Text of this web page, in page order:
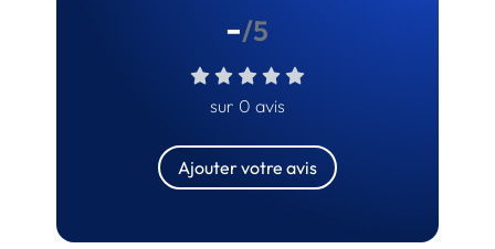
-/5
sur 0 avis
Ajouter votre avis